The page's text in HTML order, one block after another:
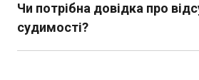
Чи потрібна довідка про
судимості?